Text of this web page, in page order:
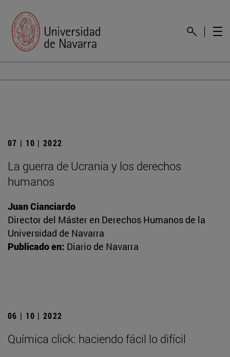
07 | 10 | 2022
La guerra de Ucrania y los derechos
humanos
Juan Cianciardo
Director del Máster en Derechos Humanos de la
Universidad de Navarra
Publicado en: Diario de Navarra
06 | 10 | 2022
Química click: haciendo fácil lo difícil